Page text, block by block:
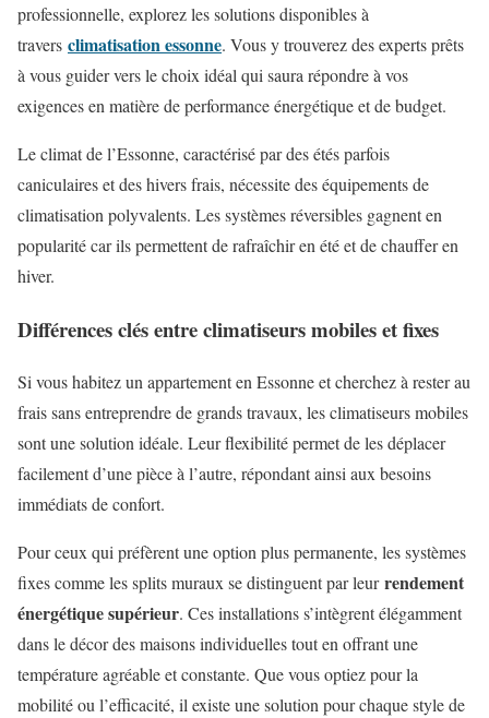
professionnelle, explorez les solutions disponibles à
travers climatisation essonne. Vous y trouverez des experts prêts
à vous guider vers le choix idéal qui saura répondre à vos
exigences en matière de performance énergétique et de budget.
Le climat de l’Essonne, caractérisé par des étés parfois
caniculaires et des hivers frais, nécessite des équipements de
climatisation polyvalents. Les systèmes réversibles gagnent en
popularité car ils permettent de rafraîchir en été et de chauffer en
hiver.
Différences clés entre climatiseurs mobiles et fixes
Si vous habitez un appartement en Essonne et cherchez à rester au
frais sans entreprendre de grands travaux, les climatiseurs mobiles
sont une solution idéale. Leur flexibilité permet de les déplacer
facilement d’une pièce à l’autre, répondant ainsi aux besoins
immédiats de confort.
Pour ceux qui préfèrent une option plus permanente, les systèmes
fixes comme les splits muraux se distinguent par leurrendement
énergétique supérieur. Ces installations s’intègrent élégamment
dans le décor des maisons individuelles tout en offrant une
température agréable et constante. Que vous optiez pour la
mobilité ou l’efficacité, il existe une solution pour chaque style de